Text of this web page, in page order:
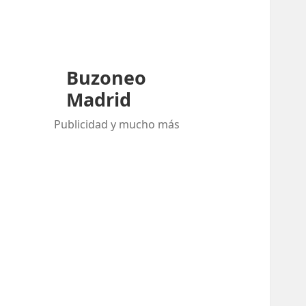
Buzoneo
Madrid
Publicidad y mucho más